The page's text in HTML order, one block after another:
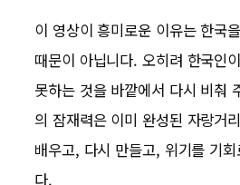
이 영상이 흥미로운 이유는 한국
때문이 아닙니다. 오히려 한국인
못하는 것을 바깥에서 다시 비춰
의 잠재력은 이미 완성된 자랑거
배우고, 다시 만들고, 위기를 기
다.